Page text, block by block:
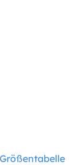
Größentabelle